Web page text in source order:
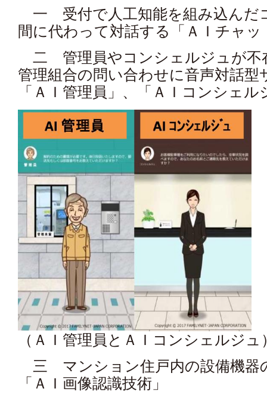
一 受付で人工知能を組み込んだ
間に代わって対話する「ＡＩチャ
二 管理員やコンシェルジュが不
管理組合の問い合わせに音声対話型
「ＡＩ管理員」、「ＡＩコンシェル
（ＡＩ管理員とＡＩコンシェルジュ
三 マンション住戸内の設備機器
「ＡＩ画像認識技術」